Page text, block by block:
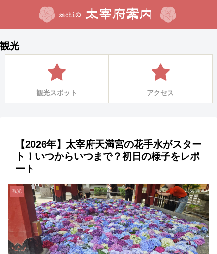
観光
観光スポット アクセス
【2026年】太宰府天満宮の花手水がスター
ト！いつからいつまで？初日の様子をレポ
ート
観光